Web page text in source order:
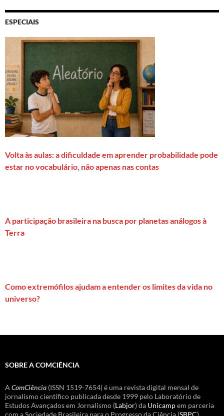
ESPECIAIS
Volta às aulas: a dificuldade em aprender probabilidade pode
estar no vocabulário, não apenas nas contas
A participação brasileira na busca por planetas análogos à
Terra
Como extremófilos ajudam a entender os limites da vida no
universo?
SOBRE A COMCIÊNCIA
A ComCiência (ISSN 1519-7654) é uma revista digital mensal de
jornalismo científico publicada desde 1999 pelo Laboratório de
Estudos Avançados em Jornalismo (Labjor) da Unicampem parceria
com a Sociedade Brasileira para o Progresso da Ciência (SBPC).